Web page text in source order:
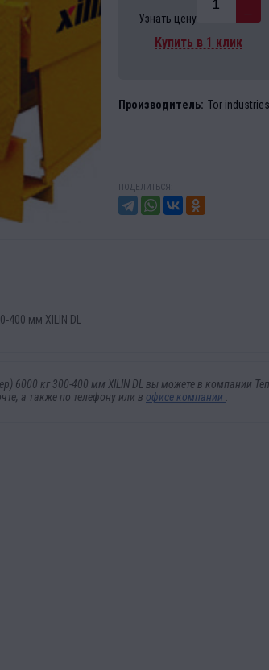
Узнать цену
Купить в 1 клик
Производитель: Tor industries
ПОДЕЛИТЬСЯ:
мм XILIN DL
6000 кг 300-400 мм XILIN DL вы можете в компании
а также по телефону или в офисе компании